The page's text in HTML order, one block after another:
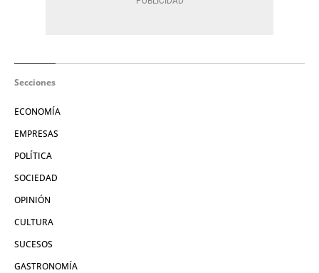
Secciones
ECONOMÍA
EMPRESAS
POLÍTICA
SOCIEDAD
OPINIÓN
CULTURA
SUCESOS
GASTRONOMÍA